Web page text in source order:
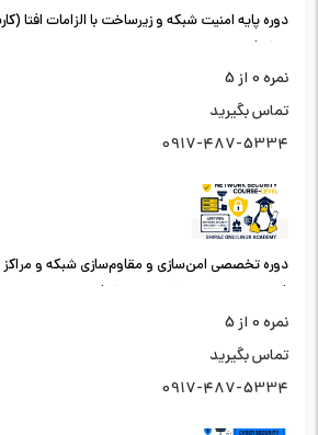
دوره پایه امنیت شبکه و زیرساخت با الزامات افتا
شبکه)
نمره0 از 5
تماس بگیرید
0917-487-5334
دوره تخصصی امن‌سازی و مقاوم‌سازی شبکه و مراکز
(کارشناس امنیت شبکه سطح یک)
نمره0 از 5
تماس بگیرید
0917-487-5334